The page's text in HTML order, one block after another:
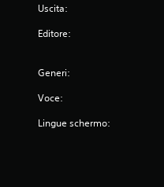
Uscita:
Editore:
Generi:
Voce:
Lingue schermo: